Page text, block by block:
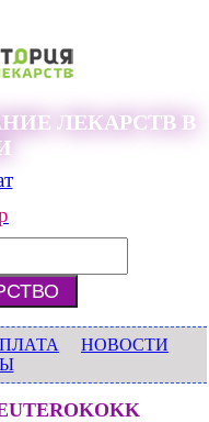
ЛЕКАРСТВ В
НОВОСТИ